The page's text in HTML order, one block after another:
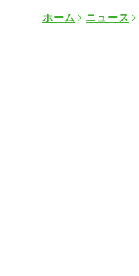
ホーム ニュース